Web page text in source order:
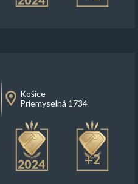
Košice
Priemyselná 1734
+2